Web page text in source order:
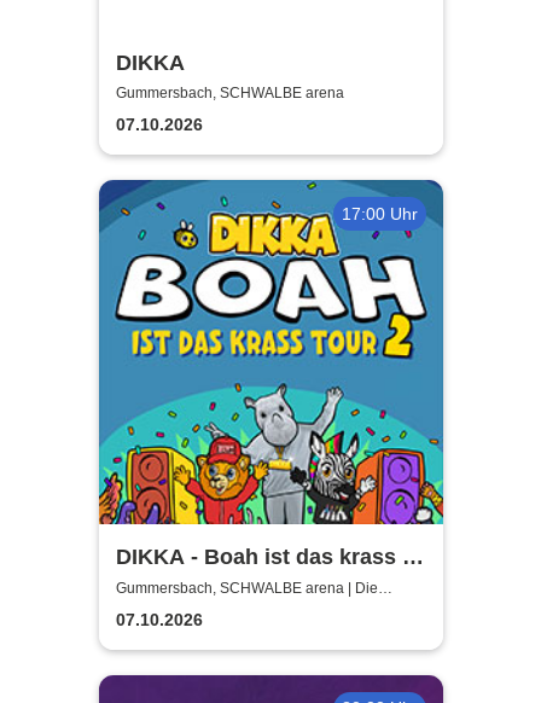
DIKKA
Gummersbach, SCHWALBE arena
07.10.2026
17:00 Uhr
DIKKA - Boah ist das krass -
Tour 2026
Gummersbach, SCHWALBE arena | Die
Schwalbe Arena Gummersbach
07.10.2026